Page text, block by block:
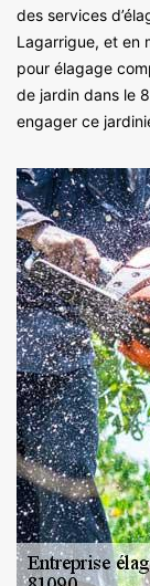
des services
Lagarrigue, et en
pour élagage
de jardin dans le
engager ce